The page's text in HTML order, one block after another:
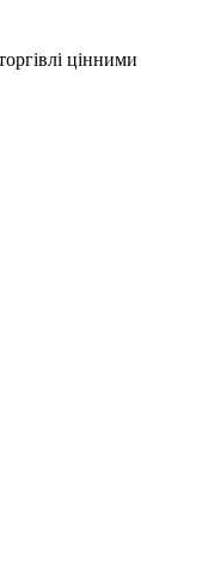
цінними